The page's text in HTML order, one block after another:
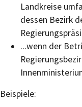
Landkreise
dessen Bezirk
...wenn der
Beispiele: